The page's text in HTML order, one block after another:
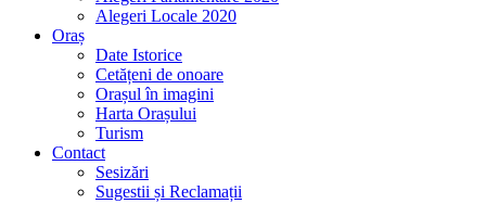
Alegeri Locale 2020
Oraș
Date Istorice
Cetățeni de onoare
Orașul în imagini
Harta Orașului
Turism
Contact
Sesizări
Sugestii și Reclamații